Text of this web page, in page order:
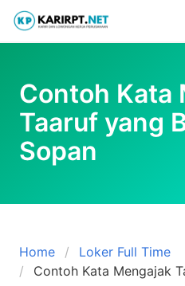
Skip
content
Contoh Kata
Taaruf yang
Sopan
Home
Loker Full Time
Contoh Kata Mengajak